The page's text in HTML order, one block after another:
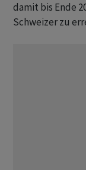
damit bis Ende
Schweizer zu